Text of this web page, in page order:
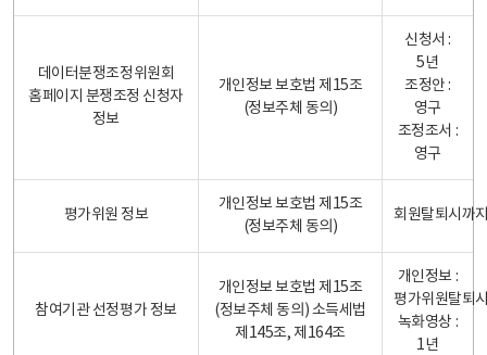
데이터분쟁조정위원회
홈페이지 분쟁조정 신청자
정보
개인정보 보호법 제15조
(정보주체 동의)
신청서 :
5년
조정안 :
영구
조정조서 :
영구
평가위원 정보
개인정보 보호법 제15조
(정보주체 동의)
회원탈퇴시까
참여기관 선정평가 정보
개인정보 보호법 제15조
(정보주체 동의) 소득세법
제145조, 제164조
개인정보 :
평가위원탈퇴
녹화영상 :
1년